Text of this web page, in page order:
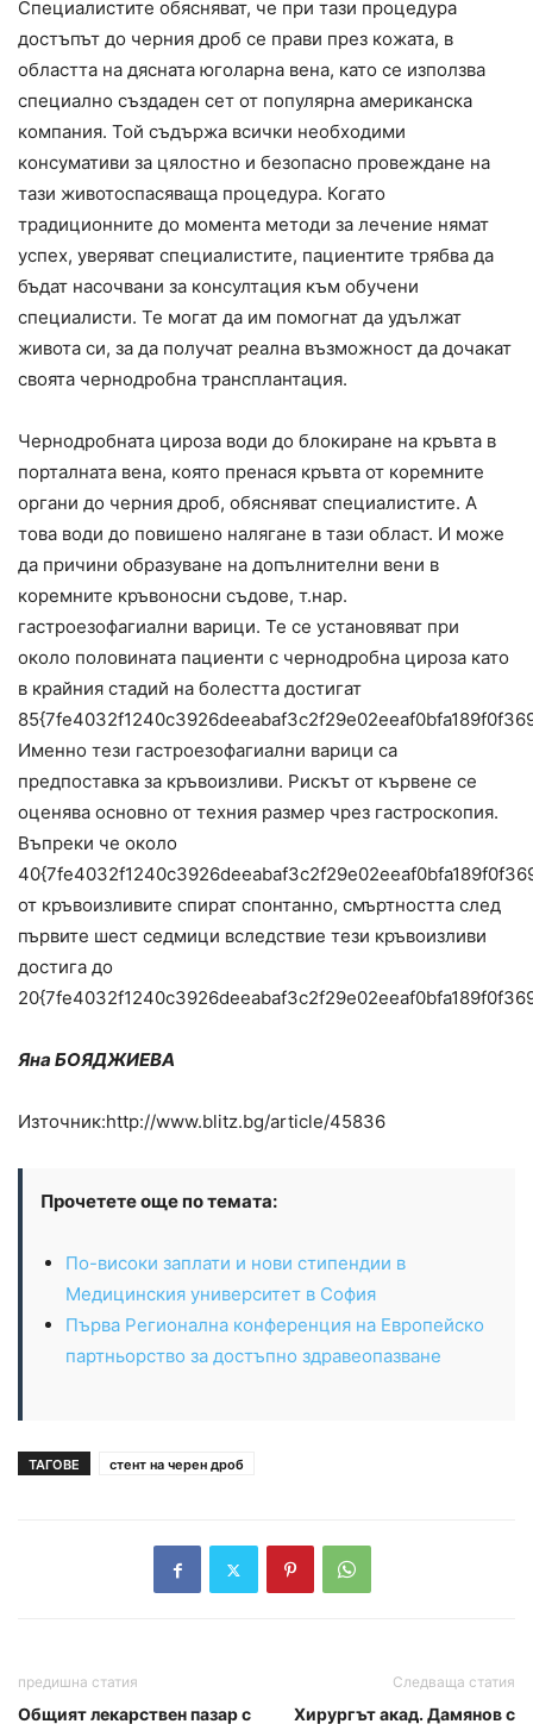
Специалистите обясняват, че при тази процедура
достъпът до черния дроб се прави през кожата, в
областта на дясната юголарна вена, като се използва
специално създаден сет от популярна американска
компания. Той съдържа всички необходими
консумативи за цялостно и безопасно провеждане на
тази животоспасяваща процедура. Когато
традиционните до момента методи за лечение нямат
успех, уверяват специалистите, пациентите трябва да
бъдат насочвани за консултация към обучени
специалисти. Те могат да им помогнат да удължат
живота си, за да получат реална възможност да дочакат
своята чернодробна трансплантация.
Чернодробната цироза води до блокиране на кръвта в
порталната вена, която пренася кръвта от коремните
органи до черния дроб, обясняват специалистите. А
това води до повишено налягане в тази област. И може
да причини образуване на допълнителни вени в
коремните кръвоносни съдове, т.нар.
гастроезофагиални варици. Те се установяват при
около половината пациенти с чернодробна цироза като
в крайния стадий на болестта достигат
Именно тези гастроезофагиални варици са
предпоставка за кръвоизливи. Рискът от кървене се
оценява основно от техния размер чрез гастроскопия.
Въпреки че около
от кръвоизливите спират спонтанно, смъртността след
първите шест седмици вследствие тези кръвоизливи
достига до
Яна БОЯДЖИЕВА
Източник:http://www.blitz.bg/article/45836
Прочетете още по темата:
По-високи заплати и нови стипендии в
Медицинския университет в София
Първа Регионална конференция на Европейско
партньорство за достъпно здравеопазване
ТАГОВЕ стент на черен дроб
предишна статия
Общият лекарствен пазар с
Следваща статия
Хирургът акад. Дамянов с